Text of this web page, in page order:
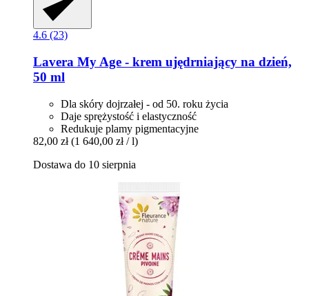
4.6 (23)
Lavera My Age -​ krem ujędrniający na dzień,
50 ml
Dla skóry dojrzałej - od 50. roku życia
Daje sprężystość i elastyczność
Redukuje plamy pigmentacyjne
82,00 zł (1 640,00 zł / l)
Dostawa do 10 sierpnia